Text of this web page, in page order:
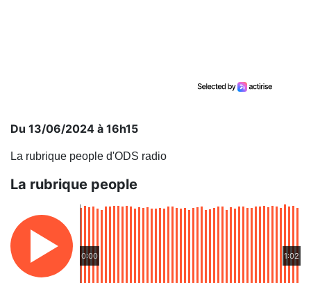
Du 13/06/2024 à 16h15
La rubrique people d'ODS radio
La rubrique people
0:00 1:02